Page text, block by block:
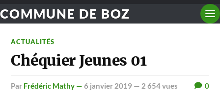
COMMUNE DE BOZ
ACTUALITÉS
Chéquier Jeunes 01
par Frédéric Mathy —6 janvier 2019 — 2 654 vues 0